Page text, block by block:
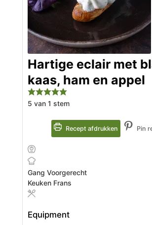
Hartige eclair met
kaas, ham en appel
5 van 1 stem
Recept afdrukken Pin
Gang Voorgerecht
Keuken Frans
Equipment